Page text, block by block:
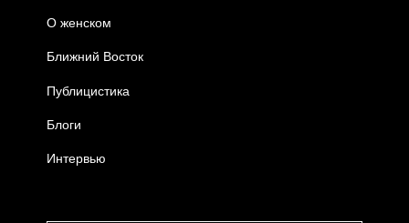
О женском
Ближний Восток
Публицистика
Блоги
Интервью